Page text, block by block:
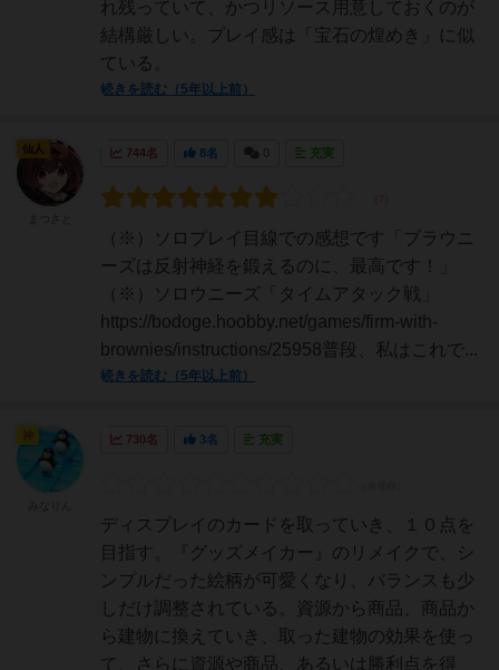
れ残っていて、かつリソース用意しておくのが
結構厳しい。プレイ感は「宝石の煌めき」に似
ている。
続きを読む（5年以上前）
744名 8名 充実
（※）ソロプレイ目線での感想です「ブラウニ
ーズは反射神経を鍛えるのに、最高です！」
（※）ソロウニーズ「タイムアタック戦」
https://bodoge.hoobby.net/games/firm-with-
brownies/instructions/25958普段、私はこれで...
続きを読む（5年以上前）
仙人
730名 3名 充実
ディスプレイのカードを取っていき、１０点を
目指す。『グッズメイカー』のリメイクで、シ
ンプルだった絵柄が可愛くなり、バランスも少
しだけ調整されている。資源から商品、商品か
ら建物に換えていき、取った建物の効果を使っ
て、さらに資源や商品、あるいは勝利点を得